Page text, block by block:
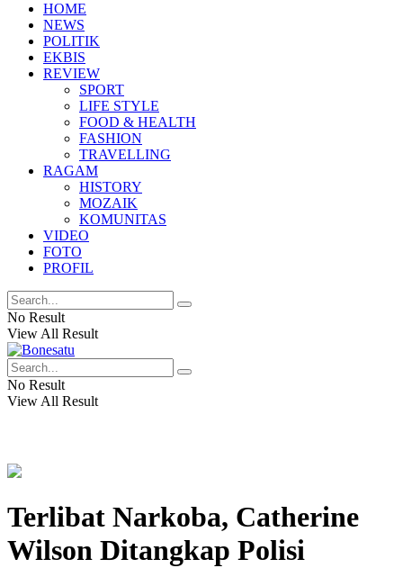
HOME
NEWS
POLITIK
EKBIS
REVIEW
SPORT
LIFE STYLE
FOOD & HEALTH
FASHION
TRAVELLING
RAGAM
HISTORY
MOZAIK
KOMUNITAS
VIDEO
FOTO
PROFIL
No Result
View All Result
No Result
View All Result
Terlibat Narkoba, Catherine
Wilson Ditangkap Polisi